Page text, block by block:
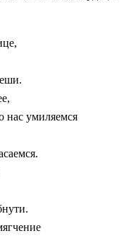
нас умиляемся